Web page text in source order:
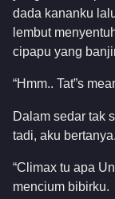
dada kananku
lembut
cipapu yang
“Hmm.. Tat”s
Dalam sedar tak
tadi, aku bertanya.
“Climax tu apa
mencium bibirku.